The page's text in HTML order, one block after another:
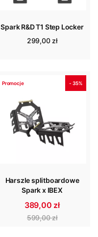
Spark R&D T1 Step Locker
299,00 zł
Promocje - 35%
Harszle splitboardowe
Spark x IBEX
389,00 zł
599,00 zł